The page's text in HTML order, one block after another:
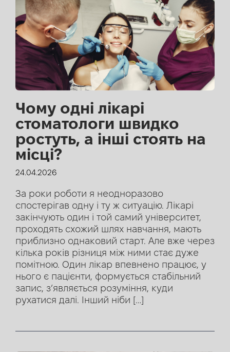
Чому одні лікарі
стоматологи швидко
ростуть, а інші стоять на
місці?
24.04.2026
За роки роботи я неодноразово
спостерігав одну і ту ж ситуацію. Лікарі
закінчують один і той самий університет,
проходять схожий шлях навчання, мають
приблизно однаковий старт. Але вже через
кілька років різниця між ними стає дуже
помітною. Один лікар впевнено працює, у
нього є пацієнти, формується стабільний
запис, з’являється розуміння, куди
рухатися далі. Інший ніби […]